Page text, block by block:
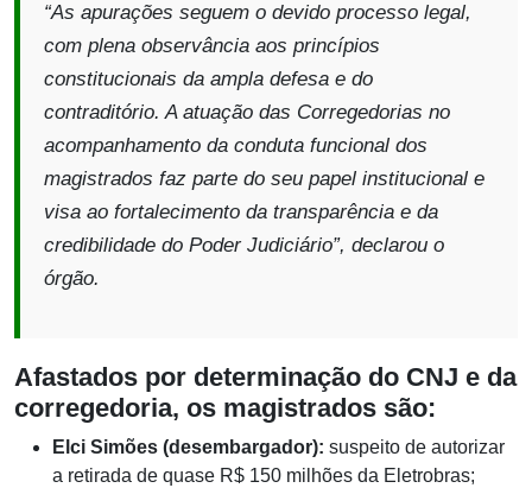
“As apurações seguem o devido processo legal,
com plena observância aos princípios
constitucionais da ampla defesa e do
contraditório. A atuação das Corregedorias no
acompanhamento da conduta funcional dos
magistrados faz parte do seu papel institucional e
visa ao fortalecimento da transparência e da
credibilidade do Poder Judiciário”, declarou o
órgão.
Afastados por determinação do CNJ e da
corregedoria, os magistrados são:
Elci Simões (desembargador): suspeito de autorizar
a retirada de quase R$ 150 milhões da Eletrobras;